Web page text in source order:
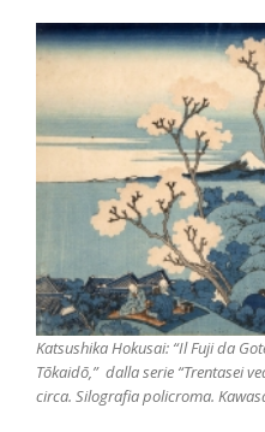
Katsushika Hokusai: “Il Fuji da
Tōkaidō,” dalla serie “Trentasei
circa. Silografia policroma.